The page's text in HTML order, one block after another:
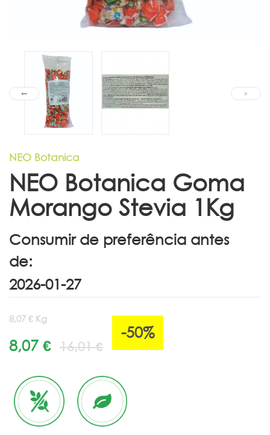
NEO Botanica
NEO Botanica Goma
Morango Stevia 1Kg
Consumir de preferência antes
de:
8,07 € Kg
8,07 € 16,01 €
-50%